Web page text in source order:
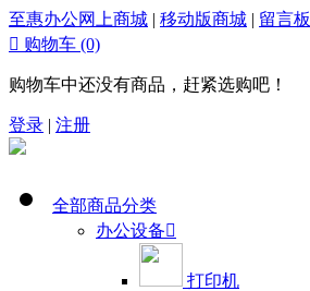
至惠办公网上商城 | 移动版商城 | 留言板
 购物车 (0)
购物车中还没有商品，赶紧选购吧！
登录 | 注册
全部商品分类
办公设备
打印机